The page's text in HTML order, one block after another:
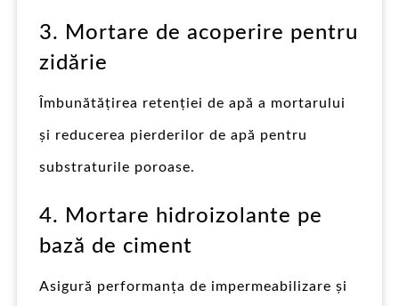
3. Mortare de acoperire pentru
zidărie
Îmbunătățirea retenției de apă a mortarului
și reducerea pierderilor de apă pentru
substraturile poroase.
4. Mortare hidroizolante pe
bază de ciment
Asigură performanța de impermeabilizare și